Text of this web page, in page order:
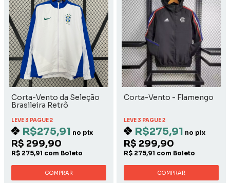
Corta-Vento da Seleção
Brasileira Retrô
LEVE 3 PAGUE 2
R$275,91 no pix
R$ 299,90
R$ 275,91 com Boleto
COMPRAR
Corta-Vento - Flamengo
LEVE 3 PAGUE 2
R$275,91 no pix
R$ 299,90
R$ 275,91 com Boleto
COMPRAR